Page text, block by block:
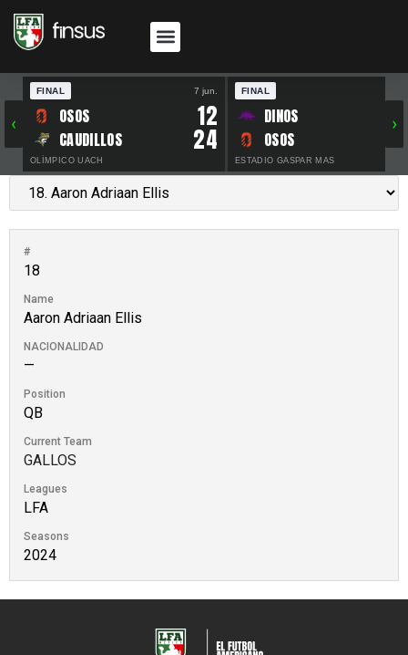
‹
FINAL 7 jun.
OSOS 12
CAUDILLOS 24
OLÍMPICO UACH
FINAL
DINOS
OSOS
ESTADIO GASPAR MAS
›
#
18
Name
Aaron Adriaan Ellis
NACIONALIDAD
—
Position
QB
Current Team
GALLOS
Leagues
LFA
Seasons
2024